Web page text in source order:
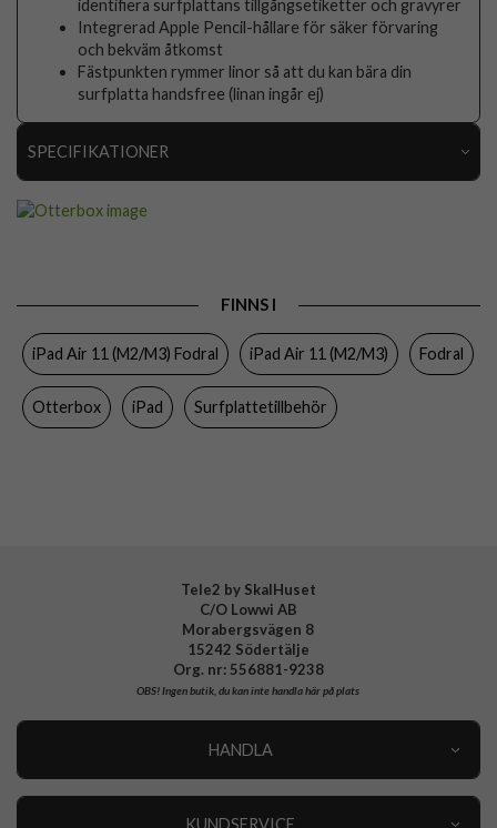
identifiera surfplattans tillgångsetiketter och gravyrer
Integrerad Apple Pencil-hållare för säker förvaring
och bekväm åtkomst
Fästpunkten rymmer linor så att du kan bära din
surfplatta handsfree (linan ingår ej)
SPECIFIKATIONER
Sov/Vakna funktion, Stativfunktion
Färg Blå, Genomskinlig
Material Hårdplast (PC), Mjukplast (TPU)
Varumärke
FINNS I
iPad Air 11 (M2/M3) Fodral iPad Air 11 (M2/M3) Fodral
Otterbox iPad Surfplattetillbehör
Tele2 by SkalHuset
C/O Lowwi AB
Morabergsvägen 8
15242 Södertälje
Org. nr: 556881-9238
OBS!Ingen butik, du kan inte handla här på plats
HANDLA
KUNDSERVICE